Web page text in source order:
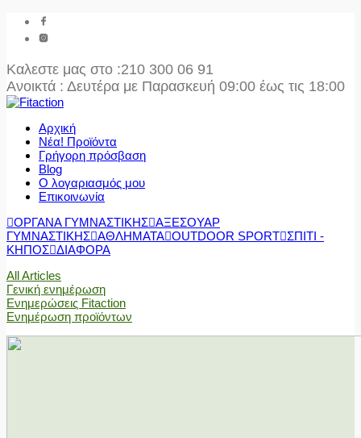
Καλεστε μας στο :210 300 06 91
Ανοικτά : Δευτέρα με Παρασκευή 09:00 έως τις 18:00
Αρχική
Νέα! Προϊόντα
Γρήγορη πρόσβαση
Blog
Ο λογαριασμός μου
Επικοινωνία
ΟΡΓΑΝΑ ΓΥΜΝΑΣΤΙΚΗΣ ΑΞΕΣΟΥΑΡ
ΓΥΜΝΑΣΤΙΚΗΣ ΑΘΛΗΜΑΤΑ OUTDOOR SPORT ΣΠΙΤΙ -
ΚΗΠΟΣ ΔΙΑΦΟΡΑ
All Articles
Γενική ενημέρωση
Ενημερώσεις Fitaction
Ενημέρωση προϊόντων